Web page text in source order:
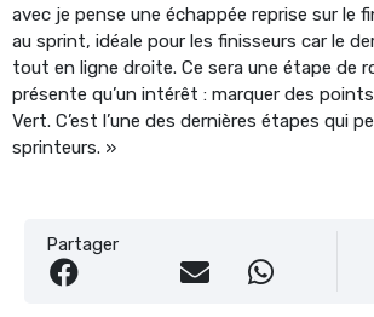
avec je pense une échappée reprise sur le
au sprint, idéale pour les finisseurs car le
tout en ligne droite. Ce sera une étape de
présente qu’un intérêt : marquer des
Vert. C’est l’une des dernières étapes qui
sprinteurs. »
Partager